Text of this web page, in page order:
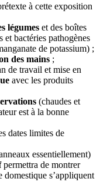
à cette exposition
légumes et des boîtes
et bactéries pathogènes
de potassium) ;
des mains ;
de travail et mise en
avec les produits
(chaudes et
est à la bonne
dates limites de
essentiellement)
permettra de montrer
domestique s’appliquent